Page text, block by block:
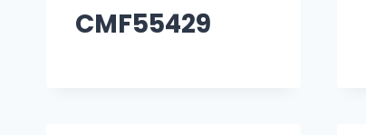
CMF55429